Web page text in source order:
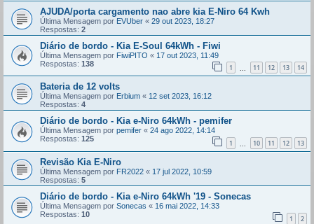
AJUDA/porta cargamento nao abre kia E-Niro 64 Kwh
Última Mensagem por EVUber « 29 out 2023, 18:27
Respostas: 2
Diário de bordo - Kia E-Soul 64kWh - Fiwi
Última Mensagem por FiwiPITO « 17 out 2023, 11:49
Respostas: 138 1 11 12 13 14
Bateria de 12 volts
Última Mensagem por Erbium « 12 set 2023, 16:12
Respostas: 4
Diário de bordo - Kia e-Niro 64kWh - pemifer
Última Mensagem por pemifer « 24 ago 2022, 14:14
Respostas: 125 1 10 11 12 13
Revisão Kia E-Niro
Última Mensagem por FR2022 « 17 jul 2022, 10:59
Respostas: 5
Diário de bordo - Kia e-Niro 64kWh '19 - Sonecas
Última Mensagem por Sonecas « 16 mai 2022, 14:33
Respostas: 10 1 2